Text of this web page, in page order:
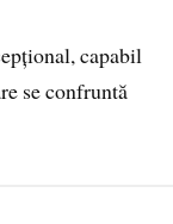
capabil
se confruntă